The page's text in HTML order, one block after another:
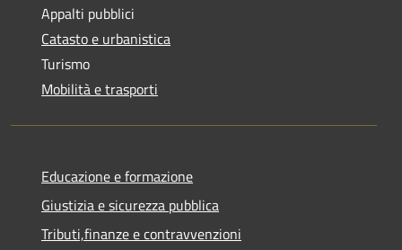
Appalti pubblici
Catasto e urbanistica
Turismo
Mobilità e trasporti
Educazione e formazione
Giustizia e sicurezza pubblica
Tributi,finanze e contravvenzioni